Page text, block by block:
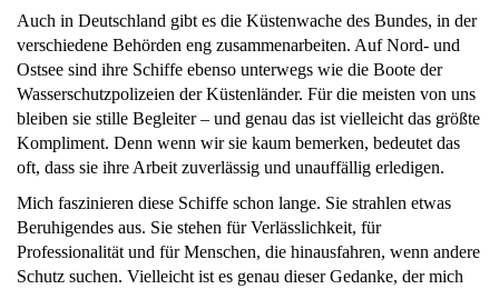
Auch in Deutschland gibt es die Küstenwache des Bundes, in der
verschiedene Behörden eng zusammenarbeiten. Auf Nord- und
Ostsee sind ihre Schiffe ebenso unterwegs wie die Boote der
Wasserschutzpolizeien der Küstenländer. Für die meisten von uns
bleiben sie stille Begleiter – und genau das ist vielleicht das größte
Kompliment. Denn wenn wir sie kaum bemerken, bedeutet das
oft, dass sie ihre Arbeit zuverlässig und unauffällig erledigen.
Mich faszinieren diese Schiffe schon lange. Sie strahlen etwas
Beruhigendes aus. Sie stehen für Verlässlichkeit, für
Professionalität und für Menschen, die hinausfahren, wenn andere
Schutz suchen. Vielleicht ist es genau dieser Gedanke, der mich